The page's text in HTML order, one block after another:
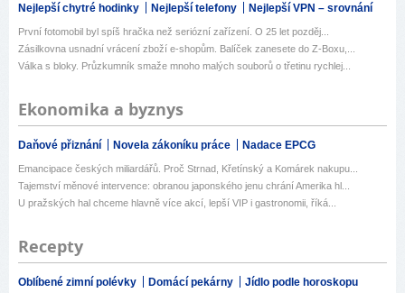
Nejlepší chytré hodinky Nejlepší telefony Nejlepší VPN – srovnání
První fotomobil byl spíš hračka než seriózní zařízení. O 25 let pozděj...
Zásilkovna usnadní vrácení zboží e-shopům. Balíček zanesete do Z-Boxu,...
Válka s bloky. Průzkumník smaže mnoho malých souborů o třetinu rychlej...
Ekonomika a byznys
Daňové přiznání Novela zákoníku práce Nadace EPCG
Emancipace českých miliardářů. Proč Strnad, Křetínský a Komárek nakupu...
Tajemství měnové intervence: obranou japonského jenu chrání Amerika hl...
U pražských hal chceme hlavně více akcí, lepší VIP i gastronomii, říká...
Recepty
Oblíbené zimní polévky Domácí pekárny Jídlo podle horoskopu